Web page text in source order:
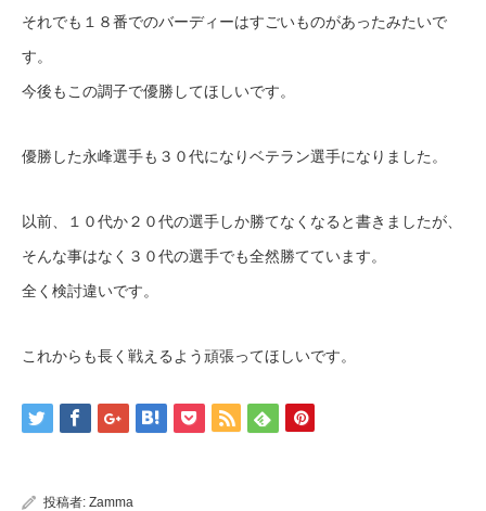
それでも１８番でのバーディーはすごいものがあったみたいで
す。
今後もこの調子で優勝してほしいです。
優勝した永峰選手も３０代になりベテラン選手になりました。
以前、１０代か２０代の選手しか勝てなくなると書きましたが、
そんな事はなく３０代の選手でも全然勝てています。
全く検討違いです。
これからも長く戦えるよう頑張ってほしいです。
投稿者: Zamma